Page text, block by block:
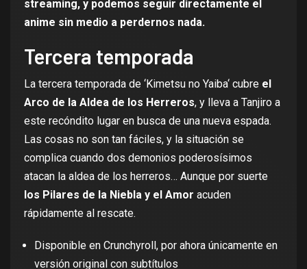
streaming, y podemos seguir directamente el
anime sin medio a perdernos nada.
Tercera temporada
La tercera temporada de ‘Kimetsu no Yaiba‘ cubre el
Arco de la Aldea de los Herreros, y lleva a Tanjiro a
este recóndito lugar en busca de una nueva espada.
Las cosas no son tan fáciles, y la situación se
complica cuando dos demonios poderosísimos
atacan la aldea de los herreros… Aunque por suerte
los Pilares de la Niebla y el Amor acuden
rápidamente al rescate.
Disponible en Crunchyroll, por ahora únicamente en
versión original con subtítulos